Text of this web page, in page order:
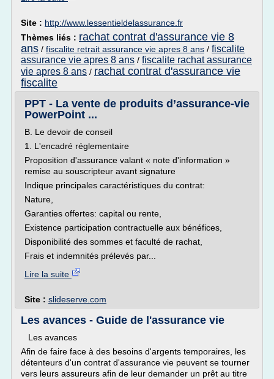
Site : http://www.lessentieldelassurance.fr
Thèmes liés : rachat contrat d'assurance vie 8
ans / fiscalite retrait assurance vie apres 8 ans / fiscalite
assurance vie apres 8 ans / fiscalite rachat assurance
vie apres 8 ans / rachat contrat d'assurance vie
fiscalite
PPT - La vente de produits d’assurance-vie
PowerPoint ...
B. Le devoir de conseil
1. L'encadré réglementaire
Proposition d'assurance valant « note d'information »
remise au souscripteur avant signature
Indique principales caractéristiques du contrat:
Nature,
Garanties offertes: capital ou rente,
Existence participation contractuelle aux bénéfices,
Disponibilité des sommes et faculté de rachat,
Frais et indemnités prélevés par...
Lire la suite
Site : slideserve.com
Les avances - Guide de l'assurance vie
Les avances
Afin de faire face à des besoins d'argents temporaires, les
détenteurs d'un contrat d'assurance vie peuvent se tourner
vers leurs assureurs afin de leur demander un prêt au titre